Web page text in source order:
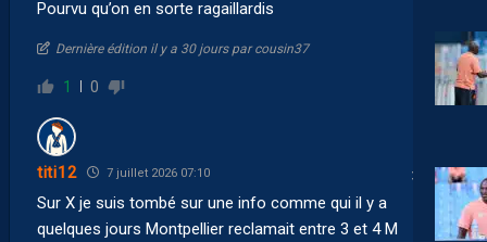
Pourvu qu’on en sorte ragaillardis
Dernière édition il y a 30 jours par cousin37
1 0
titi12 7 juillet 2026 07:10
Sur X je suis tombé sur une info comme qui il y a
quelques jours Montpellier reclamait entre 3 et 4 M